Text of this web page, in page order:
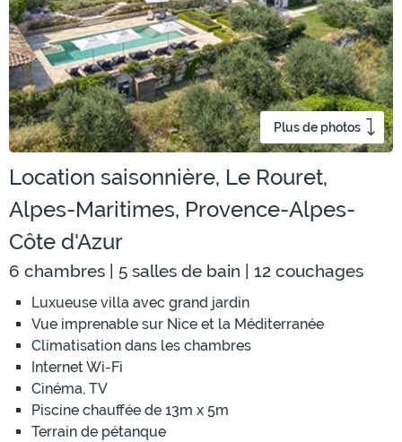
Plus de photos
Location saisonnière, Le Rouret,
Alpes-Maritimes, Provence-Alpes-
Côte d'Azur
6 chambres | 5 salles de bain | 12 couchages
Luxueuse villa avec grand jardin
Vue imprenable sur Nice et la Méditerranée
Climatisation dans les chambres
Internet Wi-Fi
Cinéma, TV
Piscine chauffée de 13m x 5m
Terrain de pétanque